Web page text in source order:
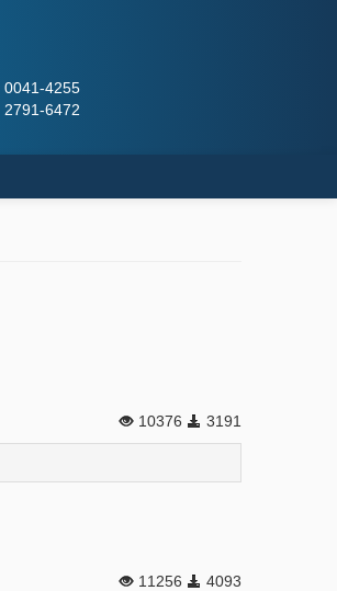
0041-4255
2791-6472
10376 3191
11256 4093